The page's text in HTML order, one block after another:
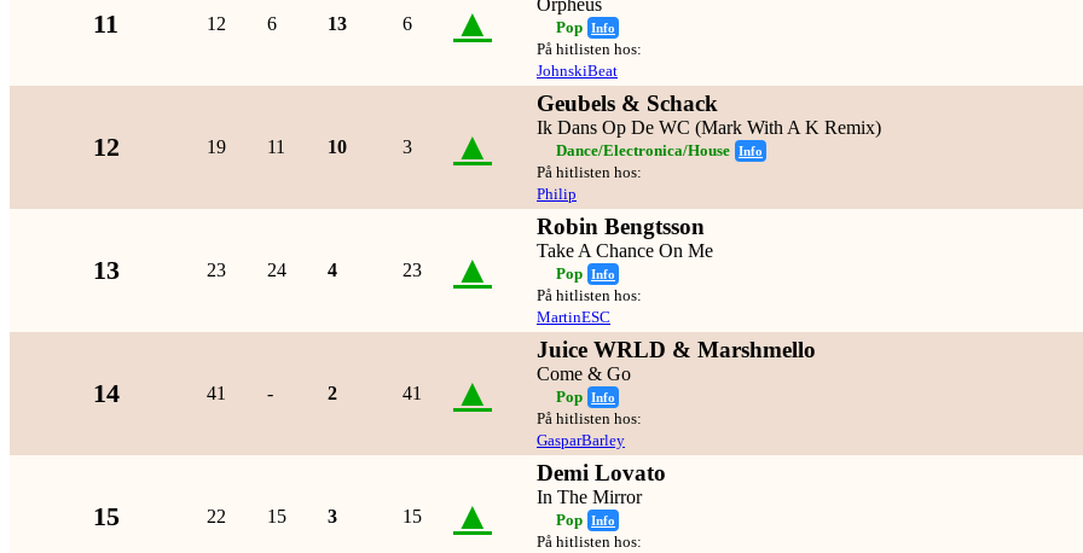
11 12 6 13 6 ▲ Orpheus
Pop Info
På hitlisten hos:
JohnskiBeat
12 19 11 10 3 ▲
Geubels & Schack
Ik Dans Op De WC (Mark With A K Remix)
Dance/Electronica/House Info
På hitlisten hos:
Philip
13 23 24 4 23 ▲
Robin Bengtsson
Take A Chance On Me
Pop Info
På hitlisten hos:
MartinESC
14 41 - 2 41 ▲
Juice WRLD & Marshmello
Come & Go
Pop Info
På hitlisten hos:
GasparBarley
15 22 15 3 15 ▲
Demi Lovato
In The Mirror
Pop Info
På hitlisten hos: